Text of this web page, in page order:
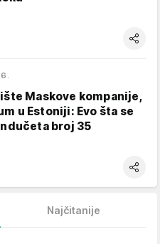
Maskove kompanije,
u Estoniji: Evo šta se
broj 35
Najčitanije